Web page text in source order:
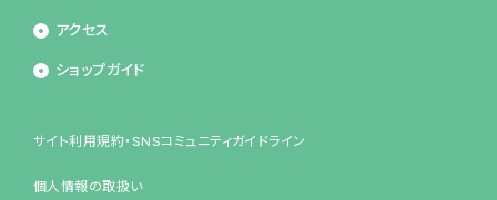
アプリガイド
採用情報
アクセス
ショップガイド
サイト利用規約・SNSコミュニティガイドライン
個人情報の取扱い